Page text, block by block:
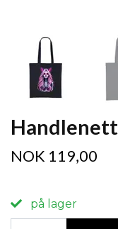
NOK 119,00
på lager